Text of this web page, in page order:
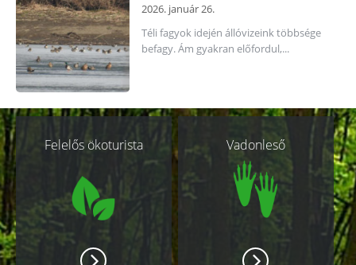
2026. január 26.
Téli fagyok idején állóvizeink többsége
befagy. Ám gyakran előfordul,...
Kapcsolódó
oldalakFelelős ökoturista Vadonleső